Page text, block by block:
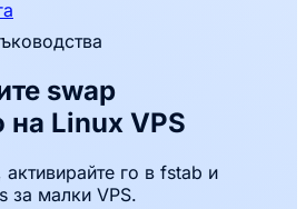
swap
на Linux VPS
го в fstab и
за малки VPS.